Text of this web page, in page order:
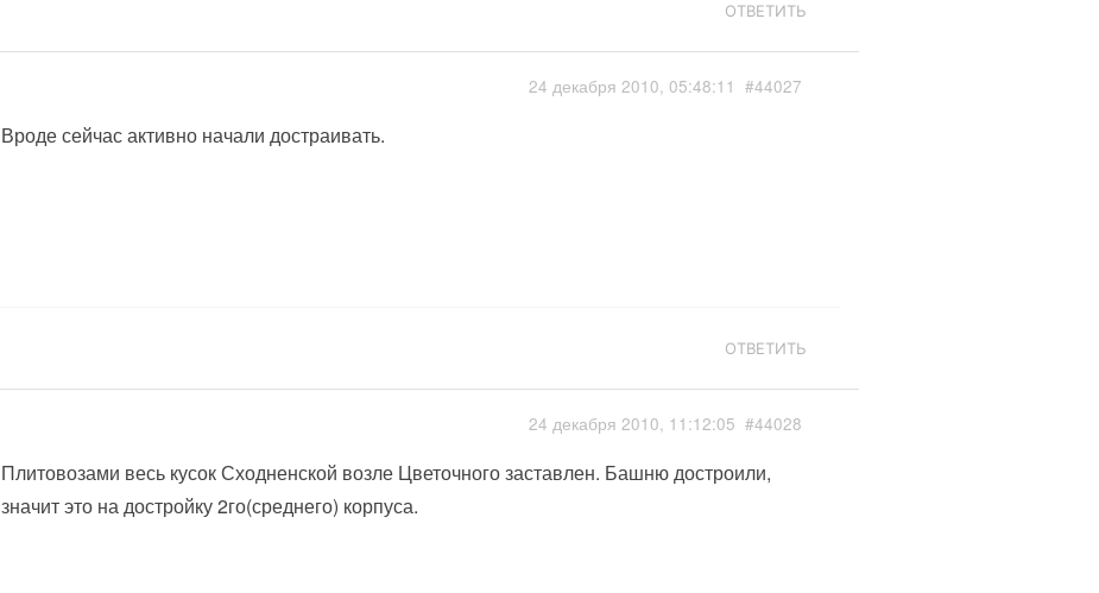
ОТВЕТИТЬ
24 декабря 2010, 05:48:11 #44027
Вроде сейчас активно начали достраивать.
ОТВЕТИТЬ
24 декабря 2010, 11:12:05 #44028
Плитовозами весь кусок Сходненской возле Цветочного заставлен. Башню достроили,
значит это на достройку 2го(среднего) корпуса.